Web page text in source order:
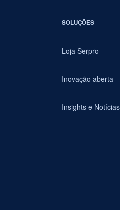
SOLUÇÕES
Loja Serpro
Inovação aberta
Insights e Notícias